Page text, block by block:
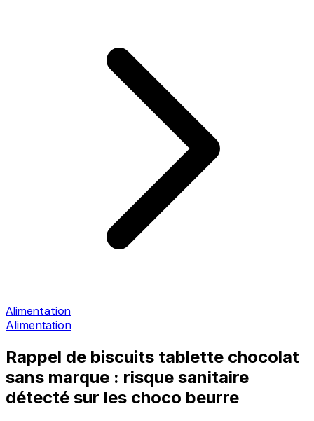
Alimentation
Alimentation
Rappel de biscuits tablette chocolat
sans marque : risque sanitaire
détecté sur les choco beurre